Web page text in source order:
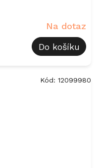
Na dotaz
Do košíku
Kód: 12099980